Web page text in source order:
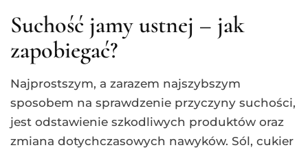
Suchość jamy ustnej – jak
zapobiegać?
Najprostszym, a zarazem najszybszym
sposobem na sprawdzenie przyczyny suchości,
jest odstawienie szkodliwych produktów oraz
zmiana dotychczasowych nawyków. Sól, cukier